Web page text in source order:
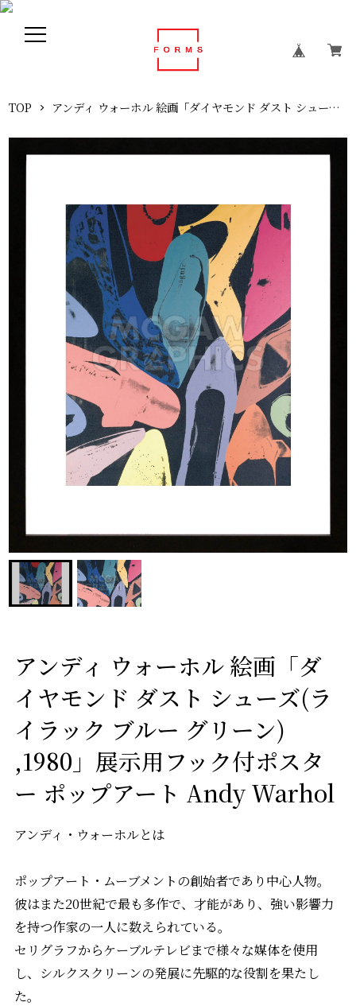
TOP アンディ ウォーホル 絵画「ダイヤモンド ダスト シューズ(ライラック ブルー グリーン) ,1980」展示用フック付ポスター ポップアート Andy Warhol
アンディ ウォーホル 絵画「ダ
イヤモンド ダスト シューズ(ラ
イラック ブルー グリーン)
,1980」展示用フック付ポスタ
ー ポップアート Andy Warhol
アンディ・ウォーホルとは
ポップアート・ムーブメントの創始者であり中心人物。
彼はまた20世紀で最も多作で、才能があり、強い影響力
を持つ作家の一人に数えられている。
セリグラフからケーブルテレビまで様々な媒体を使用
し、シルクスクリーンの発展に先駆的な役割を果たし
た。